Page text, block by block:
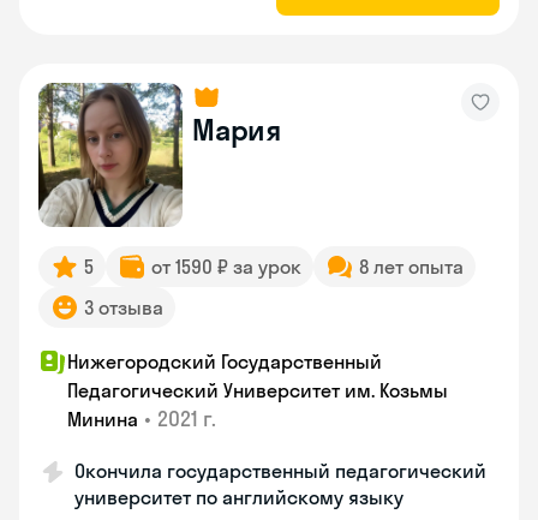
Мария
5 от 1590 ₽ за урок
8 лет опыта
3 отзыва
Нижегородский Государственный
Педагогический Университет им. Козьмы
Минина • 2021 г.
Окончила государственный педагогический
университет по английскому языку